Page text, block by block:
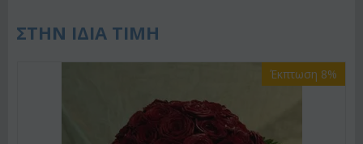
ΣΤΗΝ ΙΔΙΑ ΤΙΜΗ
Έκπτωση 8%